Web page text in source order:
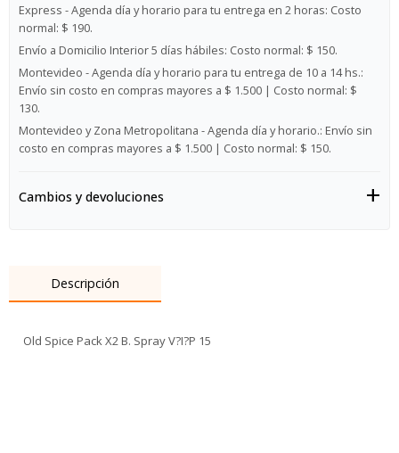
Express - Agenda día y horario para tu entrega en 2 horas: Costo
normal: $ 190.
Envío a Domicilio Interior 5 días hábiles: Costo normal: $ 150.
Montevideo - Agenda día y horario para tu entrega de 10 a 14 hs.:
Envío sin costo en compras mayores a $ 1.500 | Costo normal: $
130.
Montevideo y Zona Metropolitana - Agenda día y horario.: Envío sin
costo en compras mayores a $ 1.500 | Costo normal: $ 150.
Cambios y devoluciones
Descripción
Old Spice Pack X2 B. Spray V?I?P 15